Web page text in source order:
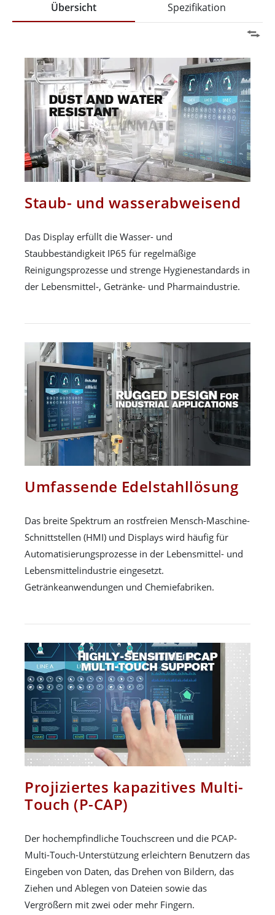
Übersicht Spezifikation
Staub- und wasserabweisend
Das Display erfüllt die Wasser- und
Staubbeständigkeit IP65 für regelmäßige
Reinigungsprozesse und strenge Hygienestandards in
der Lebensmittel-, Getränke- und Pharmaindustrie.
Umfassende Edelstahllösung
Das breite Spektrum an rostfreien Mensch-Maschine-
Schnittstellen (HMI) und Displays wird häufig für
Automatisierungsprozesse in der Lebensmittel- und
Lebensmittelindustrie eingesetzt.
Getränkeanwendungen und Chemiefabriken.
Projiziertes kapazitives Multi-
Touch (P-CAP)
Der hochempfindliche Touchscreen und die PCAP-
Multi-Touch-Unterstützung erleichtern Benutzern das
Eingeben von Daten, das Drehen von Bildern, das
Ziehen und Ablegen von Dateien sowie das
Vergrößern mit zwei oder mehr Fingern.